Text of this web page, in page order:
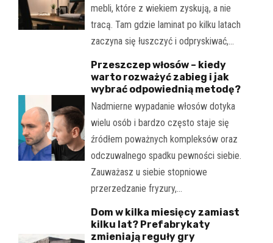
mebli, które z wiekiem zyskują, a nie
tracą. Tam gdzie laminat po kilku latach
zaczyna się łuszczyć i odpryskiwać,…
Przeszczep włosów – kiedy
warto rozważyć zabieg i jak
wybrać odpowiednią metodę?
Nadmierne wypadanie włosów dotyka
wielu osób i bardzo często staje się
źródłem poważnych kompleksów oraz
odczuwalnego spadku pewności siebie.
Zauważasz u siebie stopniowe
przerzedzanie fryzury,…
Dom w kilka miesięcy zamiast
kilku lat? Prefabrykaty
zmieniają reguły gry